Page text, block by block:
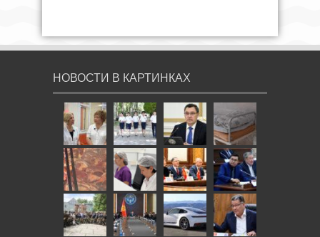
НОВОСТИ В КАРТИНКАХ